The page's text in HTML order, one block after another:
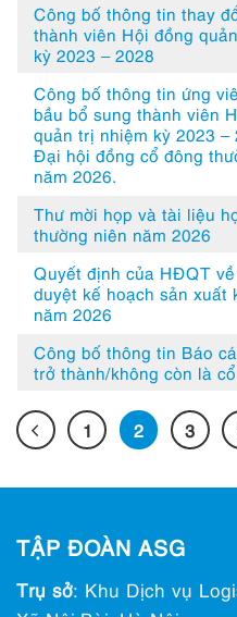
Công bố thông tin thay
thành viên Hội đồng
kỳ 2023 – 2028
Công bố thông tin ứng
bầu bổ sung thành viên
quản trị nhiệm kỳ 2023 –
Đại hội đồng cổ đông
năm 2026.
Thư mời họp và tài liệu
thường niên năm 2026
Quyết định của HĐQT
duyệt kế hoạch sản xuất
năm 2026
Công bố thông tin Báo
trở thành/không còn là
1 2 3
TẬP ĐOÀN ASG
Trụ sở: Khu Dịch vụ